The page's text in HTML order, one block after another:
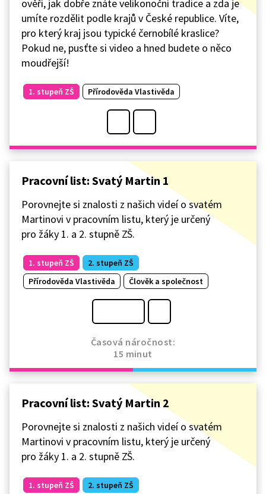
ověří, jak dobře znáte velikonoční tradice a zda je
umíte rozdělit podle krajů v České republice. Víte,
pro který kraj jsou typické černobílé kraslice?
Pokud ne, pusťte si video a hned budete o něco
moudřejší!
1. stupeň ZŠ Přírodověda Vlastivěda
Pracovní list: Svatý Martin 1
Porovnejte si znalosti z našich videí o svatém
Martinovi v pracovním listu, který je určený
pro žáky 1. a 2. stupně ZŠ.
1. stupeň ZŠ
2. stupeň ZŠ
Přírodověda Vlastivěda
Člověk a společnost
Časová náročnost:
15 minut
Pracovní list: Svatý Martin 2
Porovnejte si znalosti z našich videí o svatém
Martinovi v pracovním listu, který je určený
pro žáky 1. a 2. stupně ZŠ.
1. stupeň ZŠ
2. stupeň ZŠ